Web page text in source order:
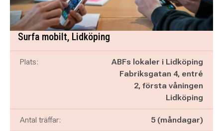
Surfa mobilt, Lidköping
Plats:
ABFs lokaler i Lidköping
Fabriksgatan 4, entré
2, första våningen
Lidköping
Antal träffar: 5 (måndagar)